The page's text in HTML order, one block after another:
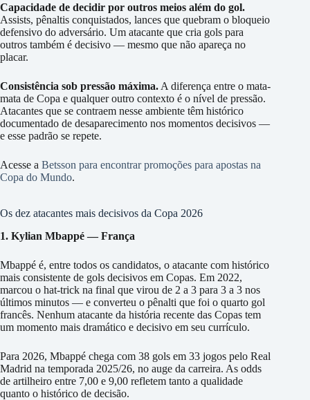
Capacidade de decidir por outros meios além do gol.
Assists, pênaltis conquistados, lances que quebram o bloqueio
defensivo do adversário. Um atacante que cria gols para
outros também é decisivo — mesmo que não apareça no
placar.
Consistência sob pressão máxima. A diferença entre o mata-
mata de Copa e qualquer outro contexto é o nível de pressão.
Atacantes que se contraem nesse ambiente têm histórico
documentado de desaparecimento nos momentos decisivos —
e esse padrão se repete.
Acesse a Betsson para encontrar promoções para apostas na
Copa do Mundo.
Os dez atacantes mais decisivos da Copa 2026
1. Kylian Mbappé — França
Mbappé é, entre todos os candidatos, o atacante com histórico
mais consistente de gols decisivos em Copas. Em 2022,
marcou o hat-trick na final que virou de 2 a 3 para 3 a 3 nos
últimos minutos — e converteu o pênalti que foi o quarto gol
francês. Nenhum atacante da história recente das Copas tem
um momento mais dramático e decisivo em seu currículo.
Para 2026, Mbappé chega com 38 gols em 33 jogos pelo Real
Madrid na temporada 2025/26, no auge da carreira. As odds
de artilheiro entre 7,00 e 9,00 refletem tanto a qualidade
quanto o histórico de decisão.